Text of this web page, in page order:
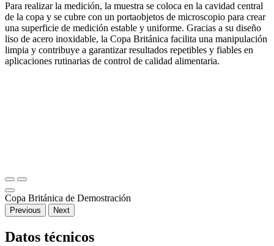
Para realizar la medición, la muestra se coloca en la cavidad central
de la copa y se cubre con un portaobjetos de microscopio para crear
una superficie de medición estable y uniforme. Gracias a su diseño
liso de acero inoxidable, la Copa Británica facilita una manipulación
limpia y contribuye a garantizar resultados repetibles y fiables en
aplicaciones rutinarias de control de calidad alimentaria.
Copa Británica de Demostración
Previous Next
Datos técnicos